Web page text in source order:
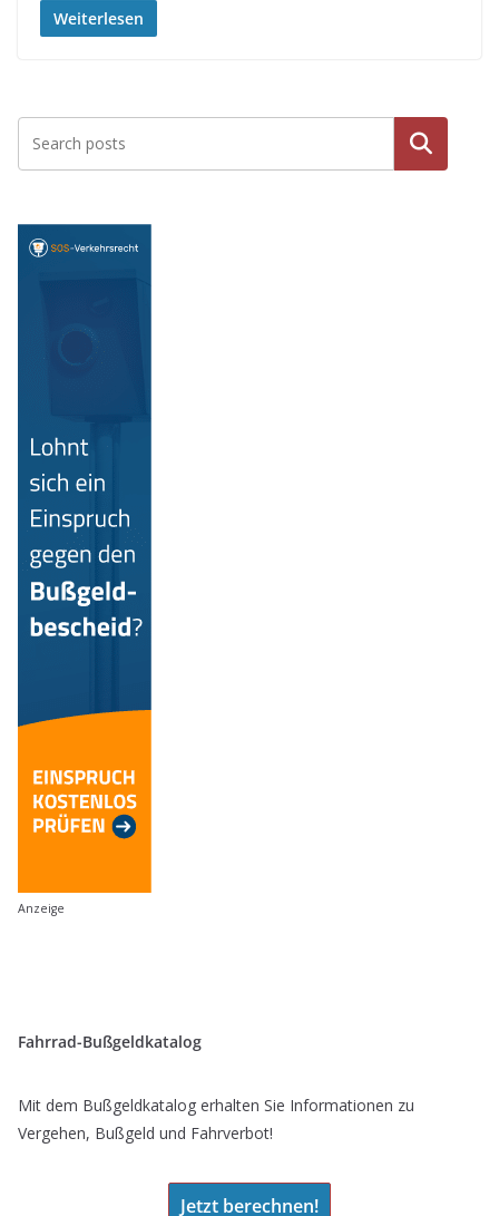
Weiterlesen
Suche
Anzeige
Fahrrad-Bußgeldkatalog
Mit dem Bußgeldkatalog erhalten Sie Informationen zu
Vergehen, Bußgeld und Fahrverbot!
Jetzt berechnen!